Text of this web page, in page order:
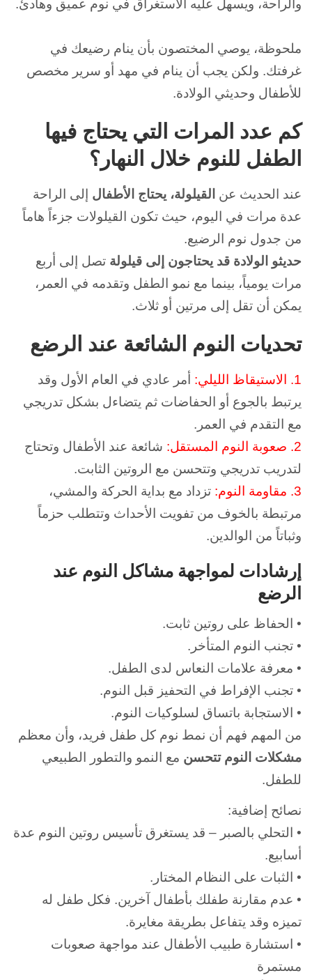
والراحة، ويسهل عليه الاستغراق في نوم عميق وهادئ.
ملحوظة، يوصي المختصون بأن ينام رضيعك في
غرفتك. ولكن يجب أن ينام في مهد أو سرير مخصص
للأطفال وحديثي الولادة.
كم عدد المرات التي يحتاج فيها
الطفل للنوم خلال النهار؟
عند الحديث عن القيلولة، يحتاج الأطفال إلى الراحة
عدة مرات في اليوم، حيث تكون القيلولات جزءاً هاماً
من جدول نوم الرضيع.
حديثو الولادة قد يحتاجون إلى قيلولة تصل إلى أربع
مرات يومياً، بينما مع نمو الطفل وتقدمه في العمر،
يمكن أن تقل إلى مرتين أو ثلاث.
تحديات النوم الشائعة عند الرضع
1. الاستيقاظ الليلي: أمر عادي في العام الأول وقد
يرتبط بالجوع أو الحفاضات ثم يتضاءل بشكل تدريجي
مع التقدم في العمر.
2. صعوبة النوم المستقل: شائعة عند الأطفال وتحتاج
لتدريب تدريجي وتتحسن مع الروتين الثابت.
3. مقاومة النوم: تزداد مع بداية الحركة والمشي،
مرتبطة بالخوف من تفويت الأحداث وتتطلب حزماً
وثباتاً من الوالدين.
إرشادات لمواجهة مشاكل النوم عند
الرضع
• الحفاظ على روتين ثابت.
• تجنب النوم المتأخر.
• معرفة علامات النعاس لدى الطفل.
• تجنب الإفراط في التحفيز قبل النوم.
• الاستجابة باتساق لسلوكيات النوم.
من المهم فهم أن نمط نوم كل طفل فريد، وأن معظم
مشكلات النوم تتحسن مع النمو والتطور الطبيعي
للطفل.
نصائح إضافية:
• التحلي بالصبر – قد يستغرق تأسيس روتين النوم عدة
أسابيع.
• الثبات على النظام المختار.
• عدم مقارنة طفلك بأطفال آخرين. فكل طفل له
تميزه وقد يتفاعل بطريقة مغايرة.
• استشارة طبيب الأطفال عند مواجهة صعوبات
مستمرة